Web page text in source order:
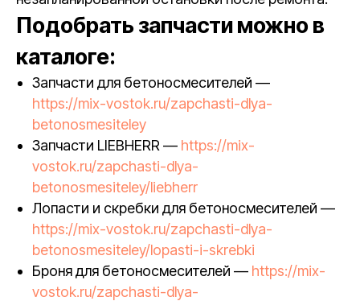
Подобрать запчасти можно в
каталоге:
Запчасти для бетоносмесителей —
https://mix-vostok.ru/zapchasti-dlya-
betonosmesiteley
Запчасти LIEBHERR — https://mix-
vostok.ru/zapchasti-dlya-
betonosmesiteley/liebherr
Лопасти и скребки для бетоносмесителей —
https://mix-vostok.ru/zapchasti-dlya-
betonosmesiteley/lopasti-i-skrebki
Броня для бетоносмесителей — https://mix-
vostok.ru/zapchasti-dlya-